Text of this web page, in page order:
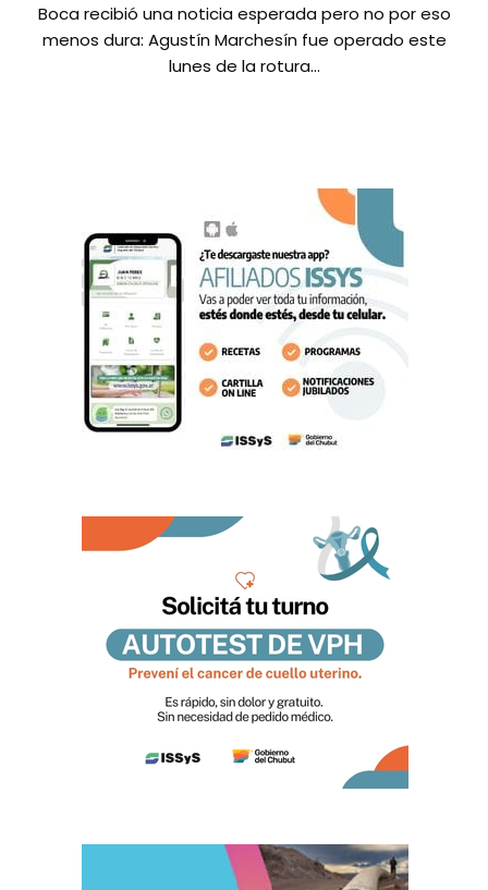
Boca recibió una noticia esperada pero no por eso
menos dura: Agustín Marchesín fue operado este
lunes de la rotura…